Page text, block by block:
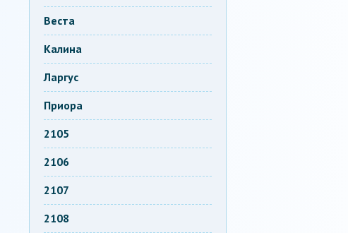
Веста
Калина
Ларгус
Приора
2105
2106
2107
2108